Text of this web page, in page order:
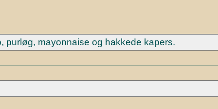
mayonnaise og hakkede kapers.